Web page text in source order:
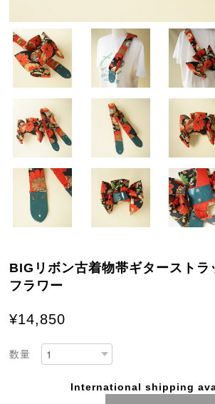
BIGリボン古着物帯ギタースト
フラワー
¥14,850
数量
International shipping